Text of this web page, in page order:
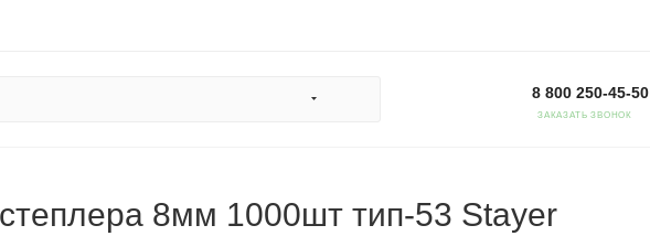
8 800 250-45-50
ЗАКАЗАТЬ ЗВОНОК
8мм 1000шт тип-53 Stayer